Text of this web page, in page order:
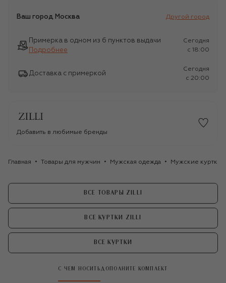
Ваш город Москва Другой город
Примерка в одном из 6 пунктов выдачи
Подробнее
Сегодня
c 18:00
Доставка с примеркой
Сегодня
c 20:00
Добавить в любимые бренды
Главная Товары для мужчин Мужская одежда Мужские куртки
ВСЕ ТОВАРЫ ZILLI
ВСЕ КУРТКИ ZILLI
ВСЕ КУРТКИ
С ЧЕМ НОСИТЬ ДОПОЛНИТЕ КОМПЛЕКТ